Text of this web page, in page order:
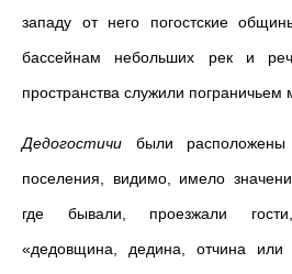
западу от него погостские
бассейнам небольших рек и
пространства служили
Дедогостичи были
поселения, видимо, имело
где бывали, проезжали
«дедовщина, дедина, отчина